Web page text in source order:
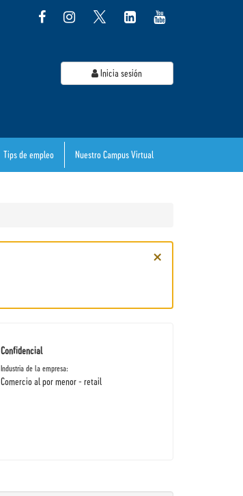
Inicia sesión
Tips de empleo Nuestro Campus Virtual
×
Confidencial
Industria de la empresa:
Comercio al por menor - retail